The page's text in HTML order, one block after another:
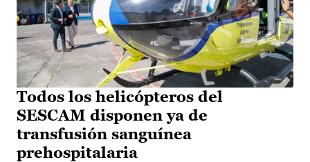
Todos los helicópteros del
SESCAM disponen ya de
transfusión sanguínea
prehospitalaria